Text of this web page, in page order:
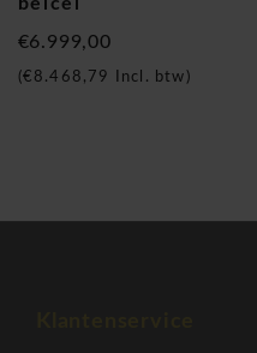
belcel
€6.999,00
€8.468,79 Incl. btw)